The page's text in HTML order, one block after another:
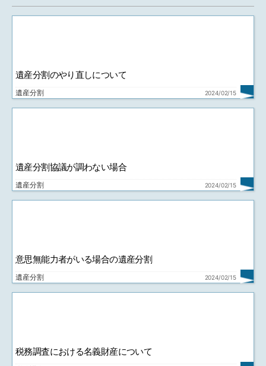
遺産分割のやり直しについて
遺産分割 2024/02/15
遺産分割協議が調わない場合
遺産分割 2024/02/15
意思無能力者がいる場合の遺産分割
遺産分割 2024/02/15
税務調査における名義財産について